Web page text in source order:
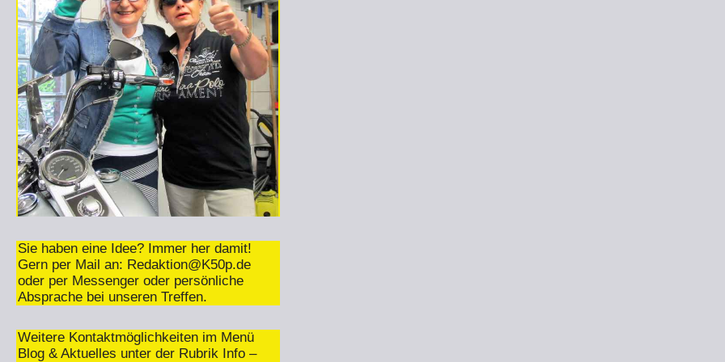
Sie haben eine Idee? Immer her damit!
Gern per Mail an: Redaktion@K50p.de
oder per Messenger oder persönliche
Absprache bei unseren Treffen.
Weitere Kontaktmöglichkeiten im Menü
Blog & Aktuelles unter der Rubrik Info –